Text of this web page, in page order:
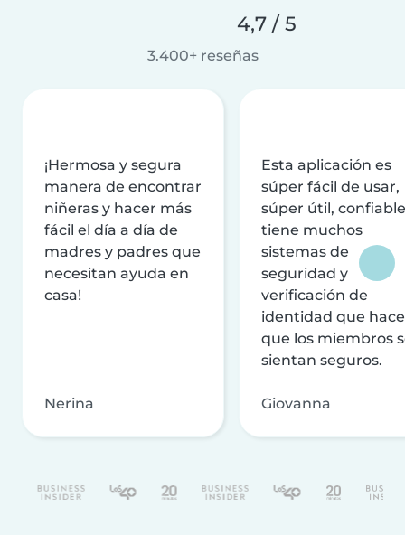
4,7 / 5
3.400+ reseñas
¡Hermosa y segura
manera de encontrar
niñeras y hacer más
fácil el día a día de
madres y padres que
necesitan ayuda en
casa!
Nerina
Esta aplicación es
súper fácil de usar,
súper útil,
tiene muchos
sistemas de
seguridad y
verificación de
identidad que
que los miembros
sientan seguros.
Giovanna